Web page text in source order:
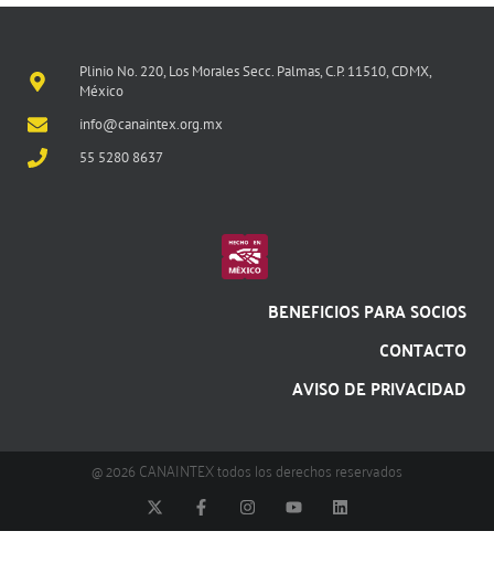
Plinio No. 220, Los Morales Secc. Palmas, C.P. 11510, CDMX,
México
info@canaintex.org.mx
55 5280 8637
BENEFICIOS PARA SOCIOS
CONTACTO
AVISO DE PRIVACIDAD
@ 2026 CANAINTEX todos los derechos reservados